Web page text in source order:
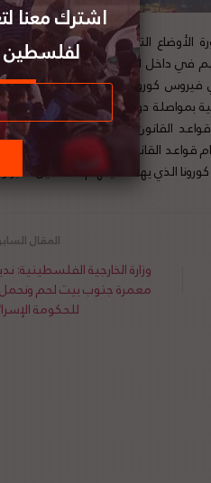
الأوضاع التي يعيشها الأسرى
في داخل السجون، وعدم توفير
كورونا، وطالبت الجامعة
بمواصلة دورها وتحركاتها بخصوص
القانون الدولي حماية لحقوق
القانون الدولي بتوفير الحماية
الذي يهدد حياتهم. لتفاصيل
وزارة الخارجية الفلسطينية:
معمرة جنوب بيت لحم ونحمل
للحكومة
اشترك معنا
لفلسطين